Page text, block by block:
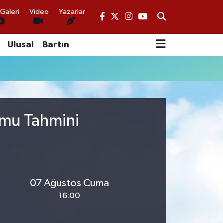
Video Yazarlar
Ulusal Bartın
Tahmini
07 Ağustos Cuma
16:00